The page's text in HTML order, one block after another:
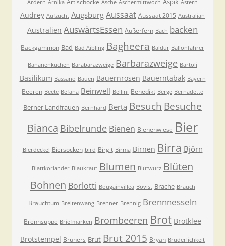
Ardern Arnika Artischocke Asche Aschermittwoch Astern
Audrey Aufzucht Augsburg Aussaat Aussaat 2015 Australian
Australien AuswärtsEssen Außerfern Bach backen
Backgammon Bad Bad Aibling Bagheera Baldur Ballonfahrer
Bananenkuchen Barabarazweige Barbarazweige Bartoli
Basilikum Bassano Bauen Bauernrosen Bauerntabak Bayern
Beeren Beete Befana Beinwell Bellini Benedikt Berge Bernadette
Berner Landfrauen Bernhard Berta Besuch Besuche
Bianca Bibelrunde Bienen Bienenwiese Bier
Bierdeckel Biersocken bird Birgit Birma Birnen Birra Björn
Blattkoriander Blaukraut Blumen Blutwurz Blüten
Bohnen Borlotti Bougainvillea Bovist Brache Brauch
Brauchtum Breitenwang Brenner Brennig Brennnesseln
Brennsuppe Briefmarken Brombeeren Brot Brotklee
Brotstempel Bruners Brut Brut 2015 Bryan Brüderlichkeit